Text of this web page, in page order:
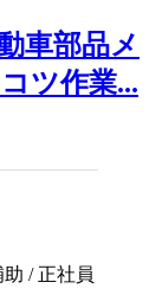
車部品メ
ツ作業...
/ 正社員